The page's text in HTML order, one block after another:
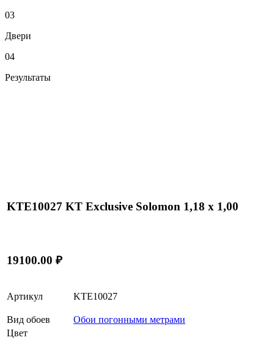
03
Двери
04
Результаты
KTE10027 KT Exclusive Solomon 1,18 x 1,00
19100.00 ₽
Артикул KTE10027
Вид обоев
Обои погонными метрами
Цвет